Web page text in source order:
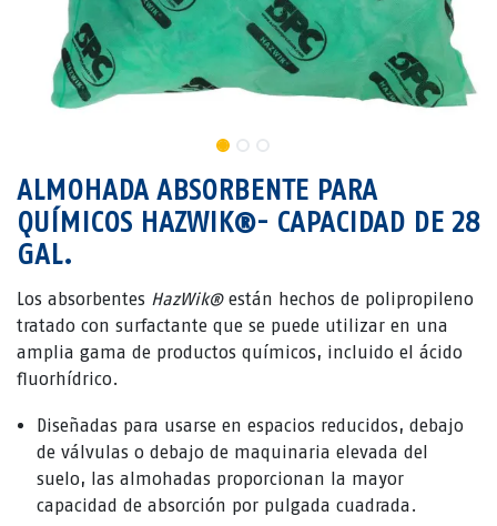
ALMOHADA ABSORBENTE PARA
QUÍMICOS HAZWIK®- CAPACIDAD DE 28
GAL.
Los absorbentes HazWik®están hechos de polipropileno
tratado con surfactante que se puede utilizar en una
amplia gama de productos químicos, incluido el ácido
fluorhídrico.
Diseñadas para usarse en espacios reducidos, debajo
de válvulas o debajo de maquinaria elevada del
suelo, las almohadas proporcionan la mayor
capacidad de absorción por pulgada cuadrada.